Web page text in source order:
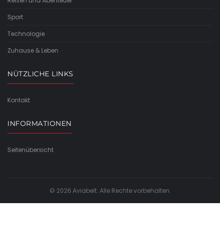
Sport
Technologie
Zuhause & Leben
NÜTZLICHE LINKS
Kontakt
INFORMATIONEN
Seitenübersicht
© 2026 Aviabelt. Alle Rechte vorbehalten.